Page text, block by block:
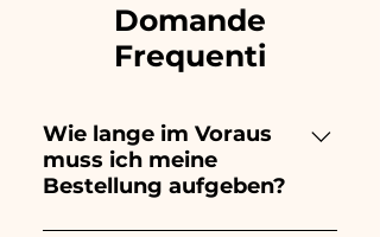
Domande
Frequenti
Wie lange im Voraus
muss ich meine
Bestellung aufgeben?